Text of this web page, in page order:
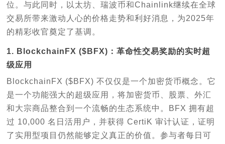
位。与此同时，以太坊、瑞波币和Chainlink继续在全球
交易所带来激动人心的价格走势和利好消息，为2025年
的精彩收官奠定了基调。
1. BlockchainFX ($BFX)：革命性交易奖励的实时超
级应用
BlockchainFX ($BFX) 不仅仅是一个加密货币概念。它
是一个功能强大的超级应用，将加密货币、股票、外汇
和大宗商品整合到一个流畅的生态系统中。BFX 拥有超
过 10,000 名日活用户，并获得 CertiK 审计认证，证明
了实用型项目仍然能够定义真正的价值。参与者每日可